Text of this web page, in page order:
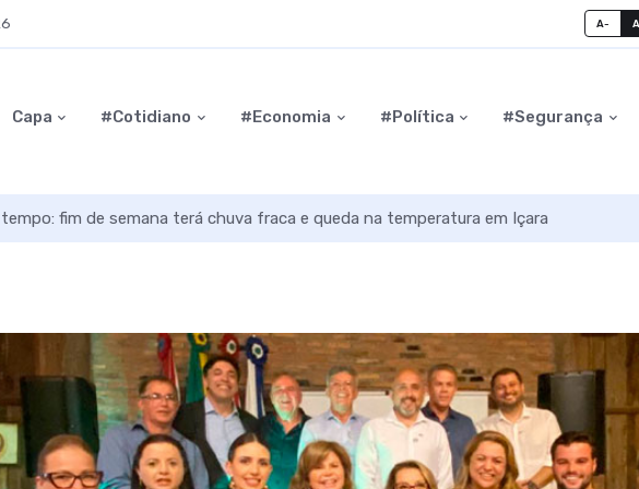
A- A
Capa #Cotidiano #Economia #Política #Segurança
fim de semana terá chuva fraca e queda na temperatura em Içara